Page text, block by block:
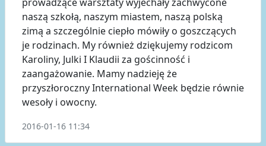
naszą szkołą, naszym miastem, naszą polską
zimą a szczególnie ciepło mówiły o goszczących
je rodzinach. My również dziękujemy rodzicom
Karoliny, Julki I Klaudii za gościnność i
zaangażowanie. Mamy nadzieję że
przyszłoroczny International Week będzie równie
wesoły i owocny.
2016-01-16 11:34